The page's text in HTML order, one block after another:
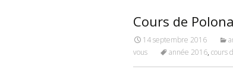
Cours de
14 septembre 2016
vous
année 2016, cours